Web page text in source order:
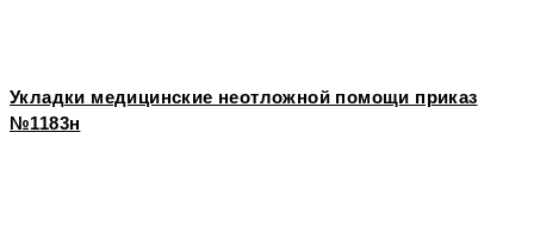
Укладки медицинские неотложной помощи приказ
№1183н